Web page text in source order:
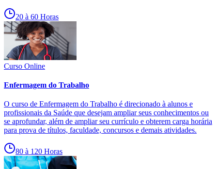
20 à 60 Horas
Curso Online
Enfermagem do Trabalho
O curso de Enfermagem do Trabalho é direcionado à alunos e
profissionais da Saúde que desejam ampliar seus conhecimentos ou
se aprofundar, além de ampliar seu currículo e obterem carga horária
para prova de títulos, faculdade, concursos e demais atividades.
80 à 120 Horas